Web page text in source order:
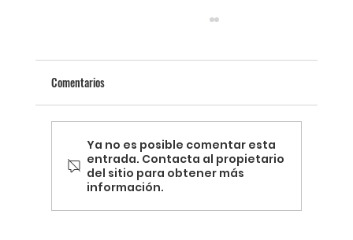
Comentarios
Ya no es posible comentar esta
entrada. Contacta al propietario
del sitio para obtener más
información.